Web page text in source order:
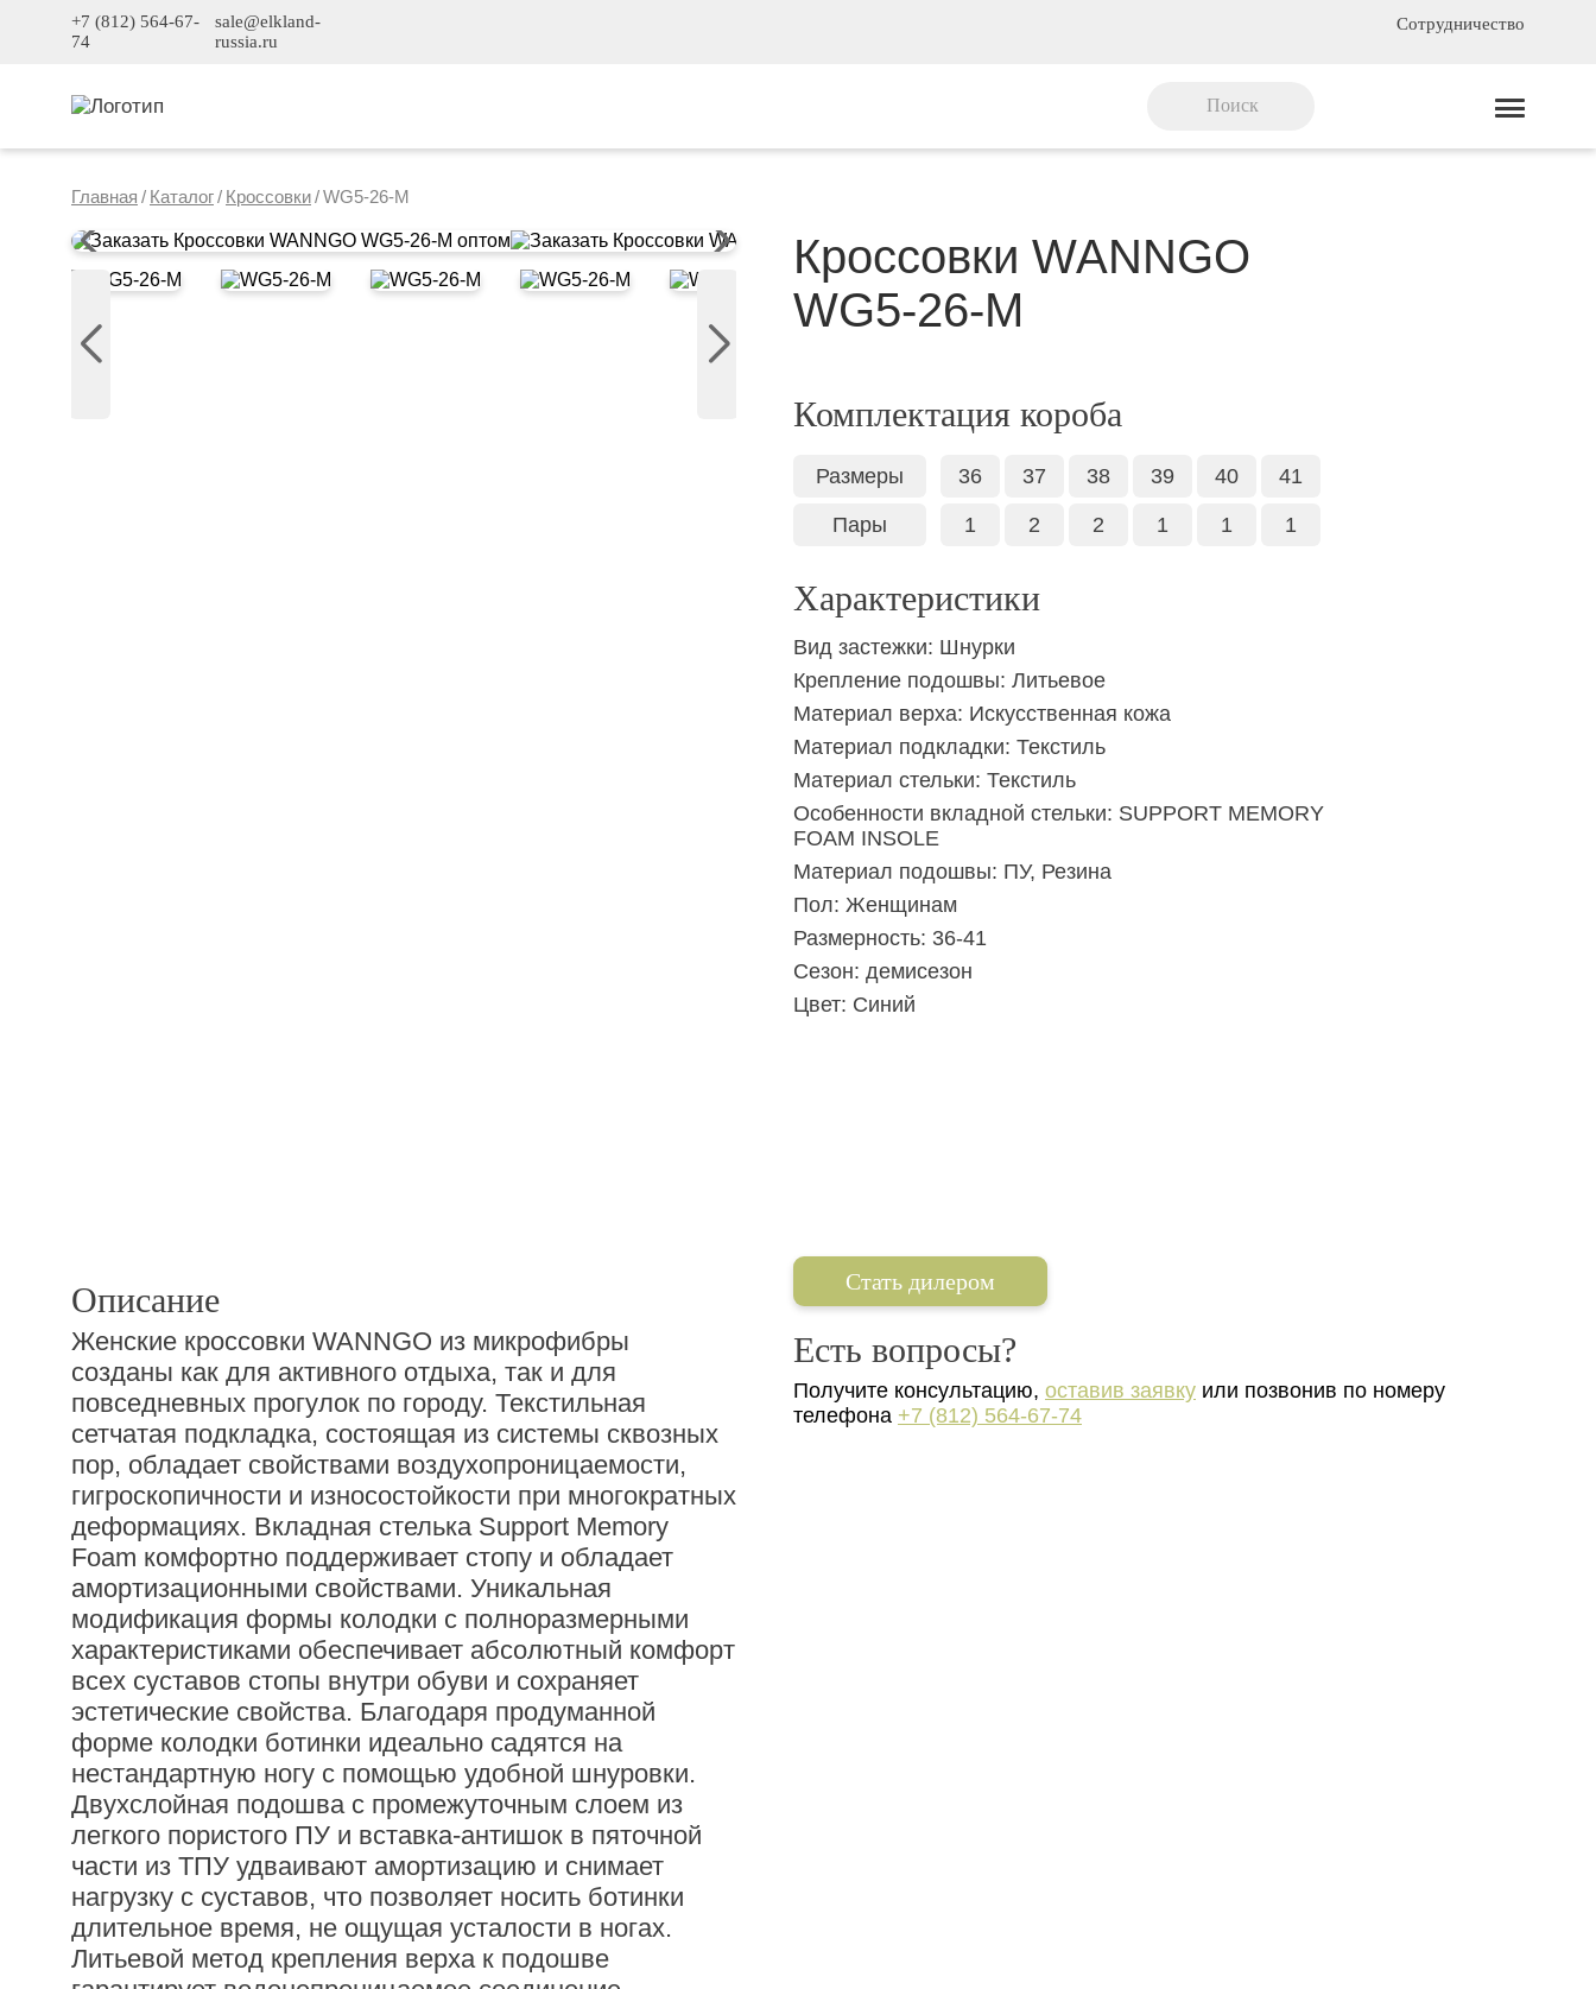
+7 (812) 564-67-
74
sale@elkland-
russia.ru
Сотрудничество
Главная / Каталог/ Кроссовки/WG5-26-M
Кроссовки WANNGO
WG5‑26‑M
Комплектация короба
Размеры 36 37 38 39 40 41
Пары 1 2 2 1 1 1
Характеристики
Вид застежки: Шнурки
Крепление подошвы: Литьевое
Материал верха: Искусственная кожа
Материал подкладки: Текстиль
Материал стельки: Текстиль
Особенности вкладной стельки: SUPPORT MEMORY
FOAM INSOLE
Материал подошвы: ПУ, Резина
Пол: Женщинам
Размерность: 36-41
Сезон: демисезон
Цвет: Синий
Стать дилером
Есть вопросы?
Получите консультацию, оставив заявку или позвонив по номеру
телефона +7 (812) 564-67-74
Описание
Женские кроссовки WANNGO из микрофибры
созданы как для активного отдыха, так и для
повседневных прогулок по городу. Текстильная
сетчатая подкладка, состоящая из системы сквозных
пор, обладает свойствами воздухопроницаемости,
гигроскопичности и износостойкости при многократных
деформациях. Вкладная стелька Support Memory
Foam комфортно поддерживает стопу и обладает
амортизационными свойствами. Уникальная
модификация формы колодки с полноразмерными
характеристиками обеспечивает абсолютный комфорт
всех суставов стопы внутри обуви и сохраняет
эстетические свойства. Благодаря продуманной
форме колодки ботинки идеально садятся на
нестандартную ногу с помощью удобной шнуровки.
Двухслойная подошва с промежуточным слоем из
легкого пористого ПУ и вставка-антишок в пяточной
части из ТПУ удваивают амортизацию и снимает
нагрузку с суставов, что позволяет носить ботинки
длительное время, не ощущая усталости в ногах.
Литьевой метод крепления верха к подошве